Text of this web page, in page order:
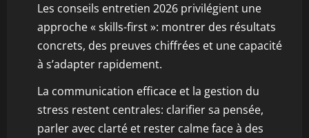
Les conseils entretien 2026 privilégient une
approche « skills-first »: montrer des résultats
concrets, des preuves chiffrées et une capacité
à s’adapter rapidement.
La communication efficace et la gestion du
stress restent centrales: clarifier sa pensée,
parler avec clarté et rester calme face à des